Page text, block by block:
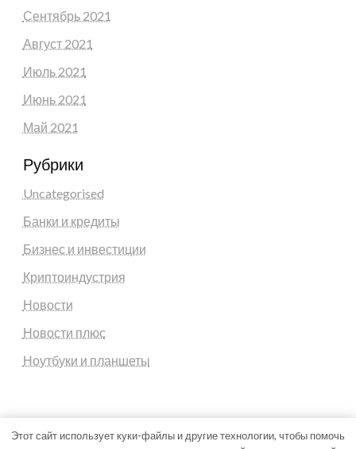
Сентябрь 2021
Август 2021
Июль 2021
Июнь 2021
Май 2021
Рубрики
Uncategorised
Банки и кредиты
Бизнес и инвестиции
Криптоиндустрия
Новости
Новости плюс
Ноутбуки и планшеты
Этот сайт использует куки-файлы и другие технологии, чтобы помочь